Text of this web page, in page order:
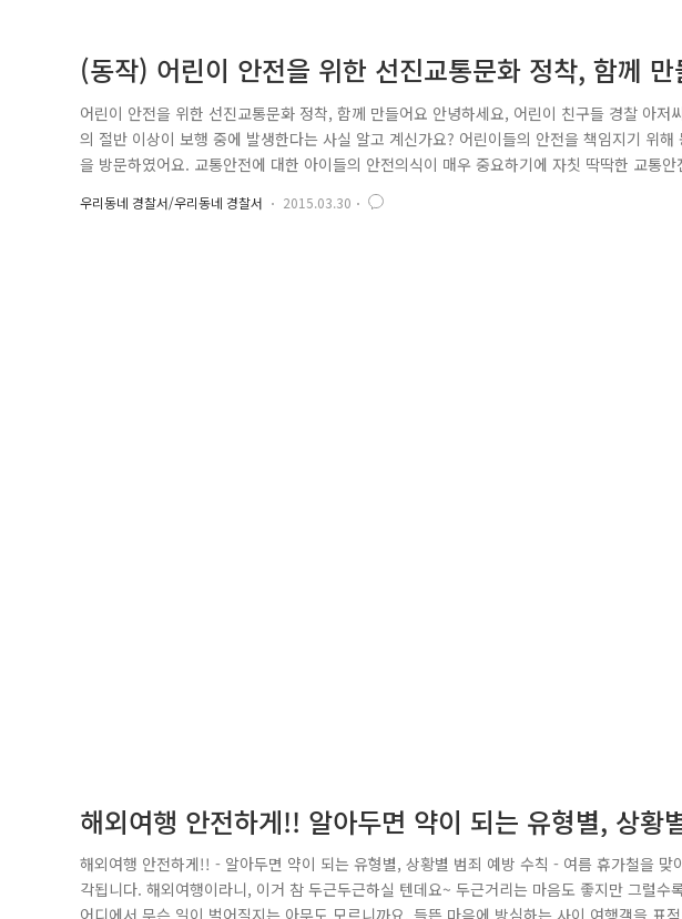
(동작) 어린이 안전을 위한 선진교통문화 정착, 함께 만
어린이 안전을 위한 선진교통문화 정착, 함께 만들어요 안녕하세요, 어린이 친구들 경찰 아저
의 절반 이상이 보행 중에 발생한다는 사실 알고 계신가요? 어린이들의 안전을 책임지기 위
을 방문하였어요. 교통안전에 대한 아이들의 안전의식이 매우 중요하기에 자칫 딱딱한 교통
였어요. 아이들이 안전하게 횡단보도를 건너는 방법에 대해 같이 알아볼까요? 1. 횡단보도
왼쪽, 오른쪽 좌우를 모두 살피고 차의 진행 상태를 확인하세요 4. 손을 들고 건너갑니다 교실
우리동네 경찰서/우리동네 경찰서 2015.03.30
해외여행 안전하게!! 알아두면 약이 되는 유형별, 상황
해외여행 안전하게!! - 알아두면 약이 되는 유형별, 상황별 범죄 예방 수칙 - 여름 휴가철을 맞
각됩니다. 해외여행이라니, 이거 참 두근두근하실 텐데요~ 두근거리는 마음도 좋지만 그럴수
어디에서 무슨 일이 벌어질지는 아무도 모르니까요. 들뜬 마음에 방심하는 사이 여행객을 표